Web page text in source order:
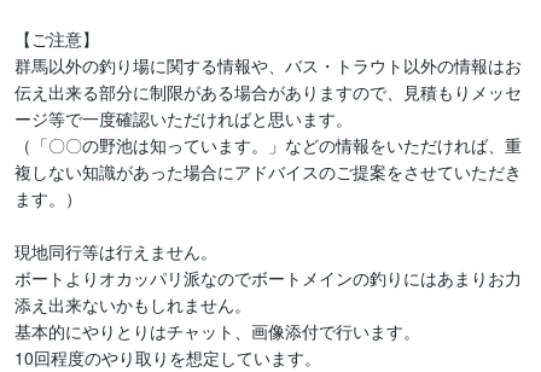
【ご注意】
群馬以外の釣り場に関する情報や、バス・トラウト以外の情報はお
伝え出来る部分に制限がある場合がありますので、見積もりメッセ
ージ等で一度確認いただければと思います。
（「〇〇の野池は知っています。」などの情報をいただければ、重
複しない知識があった場合にアドバイスのご提案をさせていただき
ます。）
現地同行等は行えません。
ボートよりオカッパリ派なのでボートメインの釣りにはあまりお力
添え出来ないかもしれません。
基本的にやりとりはチャット、画像添付で行います。
10回程度のやり取りを想定しています。